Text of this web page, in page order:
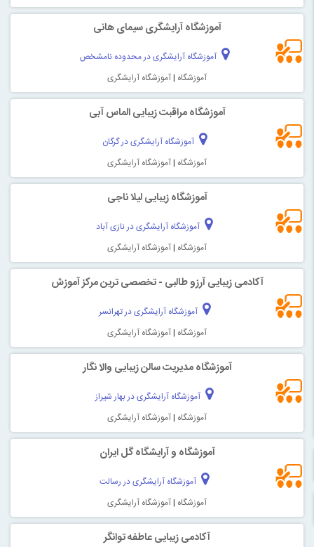
آموزشگاه آرایشگری سیمای هانی
آموزشگاه آرایشگری در محدوده نامشخص
آموزشگاه |آموزشگاه آرایشگری
آموزشگاه مراقبت زیبایی الماس آبی
آموزشگاه آرایشگری در گرگان
آموزشگاه |آموزشگاه آرایشگری
آموزشگاه زیبایی لیلا ناجی
آموزشگاه آرایشگری در نازی آباد
آموزشگاه |آموزشگاه آرایشگری
آکادمی زیبایی آرزو طالبی - تخصصی ترین مرکز آموزش
آموزشگاه آرایشگری در تهرانسر
آموزشگاه |آموزشگاه آرایشگری
آموزشگاه مدیریت سالن زیبایی والا نگار
آموزشگاه آرایشگری در بهار شیراز
آموزشگاه |آموزشگاه آرایشگری
آموزشگاه و آرایشگاه گل ایران
آموزشگاه آرایشگری در رسالت
آموزشگاه |آموزشگاه آرایشگری
آکادمی زیبایی عاطفه توانگر